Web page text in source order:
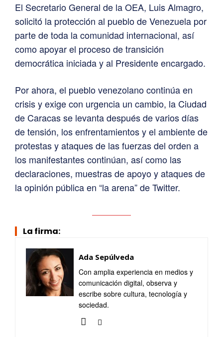
El Secretario General de la OEA, Luis Almagro,
solicitó la protección al pueblo de Venezuela por
parte de toda la comunidad internacional, así
como apoyar el proceso de transición
democrática iniciada y al Presidente encargado.
Por ahora, el pueblo venezolano continúa en
crisis y exige con urgencia un cambio, la Ciudad
de Caracas se levanta después de varios días
de tensión, los enfrentamientos y el ambiente de
protestas y ataques de las fuerzas del orden a
los manifestantes continúan, así como las
declaraciones, muestras de apoyo y ataques de
la opinión pública en “la arena” de Twitter.
La firma:
Ada Sepúlveda
Con amplia experiencia en medios y
comunicación digital, observa y
escribe sobre cultura, tecnología y
sociedad.